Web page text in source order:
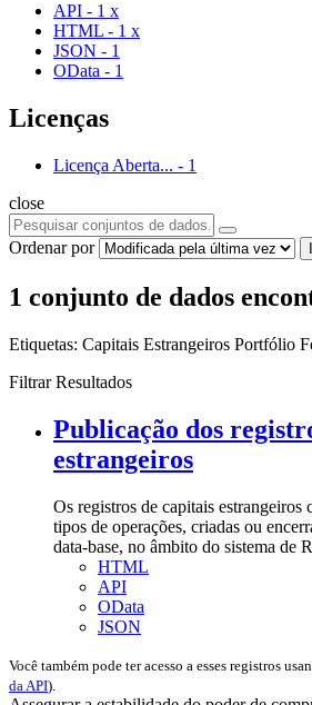
API - 1 x
HTML - 1 x
JSON - 1
OData - 1
Licenças
Licença Aberta... - 1
close
Ordenar por
1 conjunto de dados
Etiquetas: Capitais Estrangeiros Portfólio
Filtrar Resultados
Publicação dos
estrangeiros
Os registros de capitais estrangeiros
tipos de operações, criadas ou
data-base, no âmbito do sistema de
HTML
API
OData
JSON
Você também pode ter acesso a esses registros
da API).